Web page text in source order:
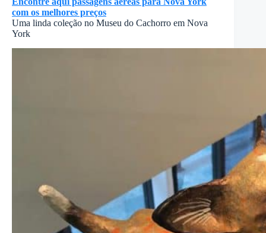
com os melhores preços
Uma linda coleção no Museu do Cachorro em Nova
York